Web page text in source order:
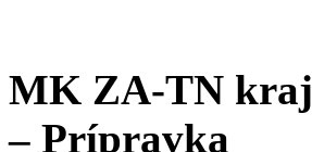
MK ZA-TN kraj
– Prípravka